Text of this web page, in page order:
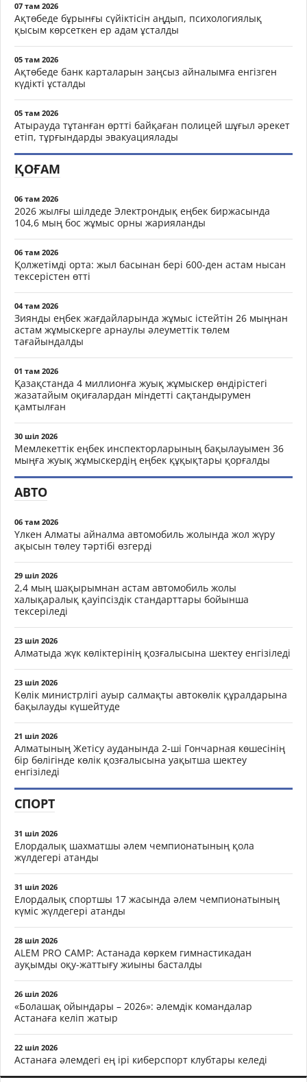
07 там 2026
Ақтөбеде бұрынғы сүйіктісін аңдып, психологиялық
қысым көрсеткен ер адам ұсталды
05 там 2026
Ақтөбеде банк карталарын заңсыз айналымға енгізген
күдікті ұсталды
05 там 2026
Атырауда тұтанған өртті байқаған полицей шұғыл әрекет
етіп, тұрғындарды эвакуациялады
ҚОҒАМ
06 там 2026
2026 жылғы шілдеде Электрондық еңбек биржасында
104,6 мың бос жұмыс орны жарияланды
06 там 2026
Қолжетімді орта: жыл басынан бері 600-ден астам нысан
тексерістен өтті
04 там 2026
Зиянды еңбек жағдайларында жұмыс істейтін 26 мыңнан
астам жұмыскерге арнаулы әлеуметтік төлем
тағайындалды
01 там 2026
Қазақстанда 4 миллионға жуық жұмыскер өндірістегі
жазатайым оқиғалардан міндетті сақтандырумен
қамтылған
30 шіл 2026
Мемлекеттік еңбек инспекторларының бақылауымен 36
мыңға жуық жұмыскердің еңбек құқықтары қорғалды
АВТО
06 там 2026
Үлкен Алматы айналма автомобиль жолында жол жүру
ақысын төлеу тәртібі өзгерді
29 шіл 2026
2,4 мың шақырымнан астам автомобиль жолы
халықаралық қауіпсіздік стандарттары бойынша
тексеріледі
23 шіл 2026
Алматыда жүк көліктерінің қозғалысына шектеу енгізіледі
23 шіл 2026
Көлік министрлігі ауыр салмақты автокөлік құралдарына
бақылауды күшейтуде
21 шіл 2026
Алматының Жетісу ауданында 2-ші Гончарная көшесінің
бір бөлігінде көлік қозғалысына уақытша шектеу
енгізіледі
СПОРТ
31 шіл 2026
Елордалық шахматшы әлем чемпионатының қола
жүлдегері атанды
31 шіл 2026
Елордалық спортшы 17 жасында әлем чемпионатының
күміс жүлдегері атанды
28 шіл 2026
ALEM PRO CAMP: Астанада көркем гимнастикадан
ауқымды оқу-жаттығу жиыны басталды
26 шіл 2026
«Болашақ ойындары – 2026»: әлемдік командалар
Астанаға келіп жатыр
22 шіл 2026
Астанаға әлемдегі ең ірі киберспорт клубтары келеді